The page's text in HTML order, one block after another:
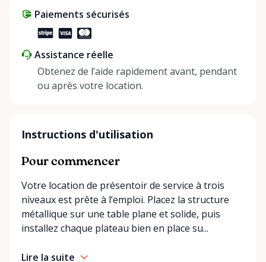
Paiements sécurisés
Assistance réelle
Obtenez de l’aide rapidement avant, pendant
ou après votre location.
Instructions d'utilisation
Pour commencer
Votre location de présentoir de service à trois
niveaux est prête à l’emploi. Placez la structure
métallique sur une table plane et solide, puis
installez chaque plateau bien en place su...
Lire la suite